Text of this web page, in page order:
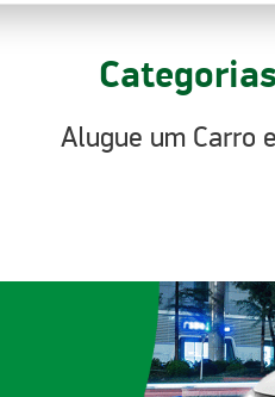
Alugue um Carro